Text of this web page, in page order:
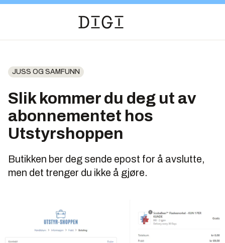
JUSS OG SAMFUNN
Slik kommer du deg ut av
abonnementet hos
Utstyrshoppen
Butikken ber deg sende epost for å avslutte,
men det trenger du ikke å gjøre.